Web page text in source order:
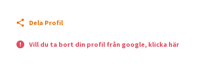
Dela Profil
Vill du ta bort din profil från google, klicka här